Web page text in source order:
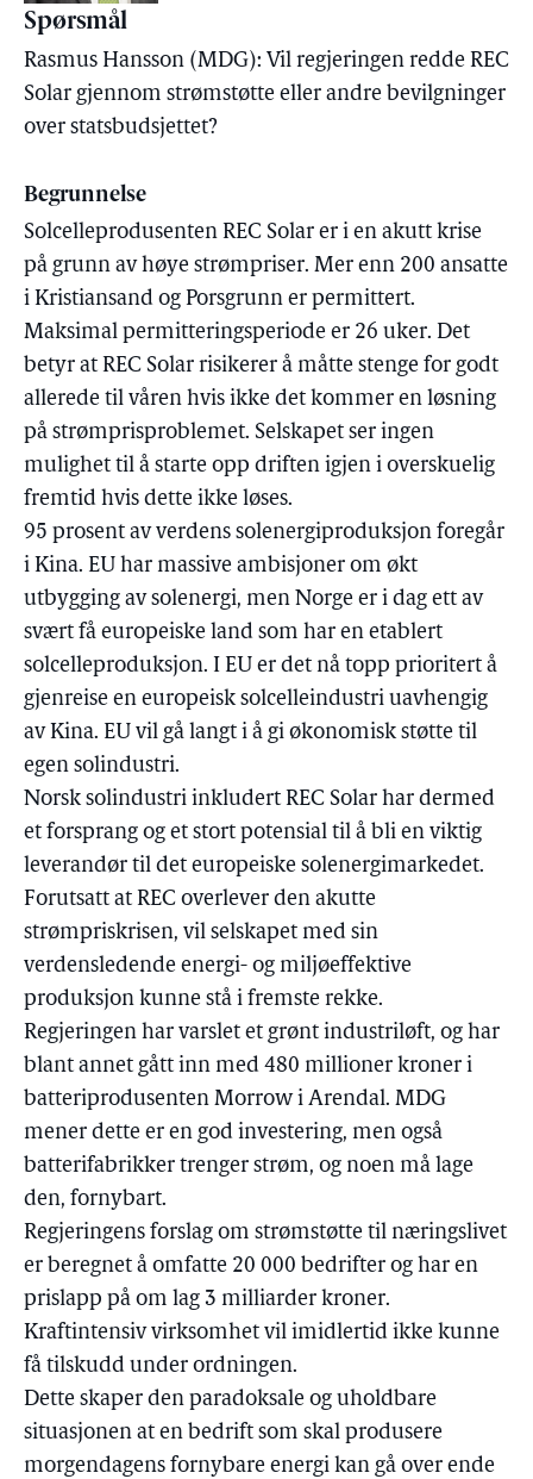
Spørsmål
Rasmus Hansson (MDG): Vil regjeringen redde REC
Solar gjennom strømstøtte eller andre bevilgninger
over statsbudsjettet?
Begrunnelse
Solcelleprodusenten REC Solar er i en akutt krise
på grunn av høye strømpriser. Mer enn 200 ansatte
i Kristiansand og Porsgrunn er permittert.
Maksimal permitteringsperiode er 26 uker. Det
betyr at REC Solar risikerer å måtte stenge for godt
allerede til våren hvis ikke det kommer en løsning
på strømprisproblemet. Selskapet ser ingen
mulighet til å starte opp driften igjen i overskuelig
fremtid hvis dette ikke løses.
95 prosent av verdens solenergiproduksjon foregår
i Kina. EU har massive ambisjoner om økt
utbygging av solenergi, men Norge er i dag ett av
svært få europeiske land som har en etablert
solcelleproduksjon. I EU er det nå topp prioritert å
gjenreise en europeisk solcelleindustri uavhengig
av Kina. EU vil gå langt i å gi økonomisk støtte til
egen solindustri.
Norsk solindustri inkludert REC Solar har dermed
et forsprang og et stort potensial til å bli en viktig
leverandør til det europeiske solenergimarkedet.
Forutsatt at REC overlever den akutte
strømpriskrisen, vil selskapet med sin
verdensledende energi- og miljøeffektive
produksjon kunne stå i fremste rekke.
Regjeringen har varslet et grønt industriløft, og har
blant annet gått inn med 480 millioner kroner i
batteriprodusenten Morrow i Arendal. MDG
mener dette er en god investering, men også
batterifabrikker trenger strøm, og noen må lage
den, fornybart.
Regjeringens forslag om strømstøtte til næringslivet
er beregnet å omfatte 20 000 bedrifter og har en
prislapp på om lag 3 milliarder kroner.
Kraftintensiv virksomhet vil imidlertid ikke kunne
få tilskudd under ordningen.
Dette skaper den paradoksale og uholdbare
situasjonen at en bedrift som skal produsere
morgendagens fornybare energi kan gå over ende